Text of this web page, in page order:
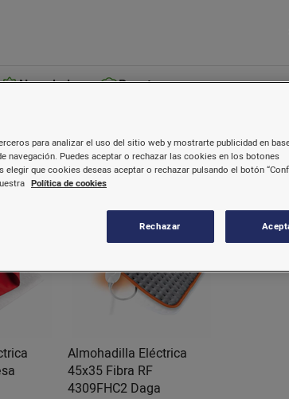
Novedades Recetas
personal
Almohadilla Eléctrica
45x35 Fibra RF
4309FHC2 Daga
para analizar el uso del sitio web y mostrarte publicidad en
navegación. Puedes aceptar o rechazar las cookies en los botones
elegir que cookies deseas aceptar o rechazar pulsando el botón
Política de cookies
Rechazar